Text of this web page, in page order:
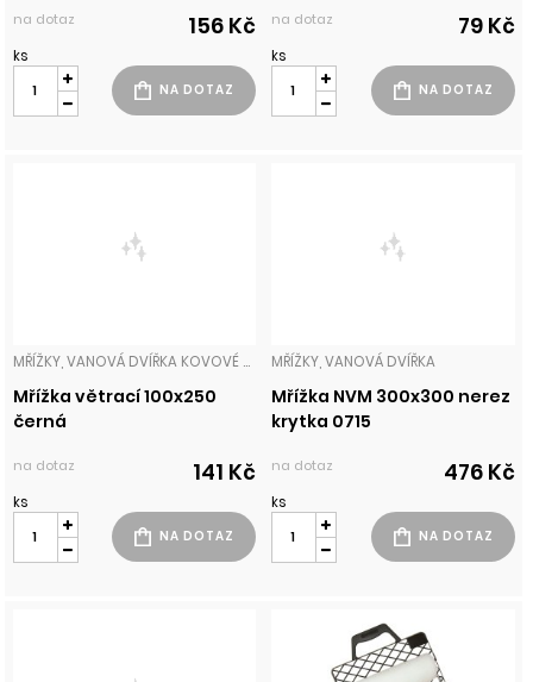
na dotaz 156 Kč
ks
na dotaz 79 Kč
ks
MŘÍŽKY, VANOVÁ DVÍŘKA KOVOVÉ MŘÍŽKY
Mřížka větrací 100x250
černá
na dotaz 141 Kč
ks
MŘÍŽKY, VANOVÁ DVÍŘKA
Mřížka NVM 300x300 nerez
krytka 0715
na dotaz 476 Kč
ks